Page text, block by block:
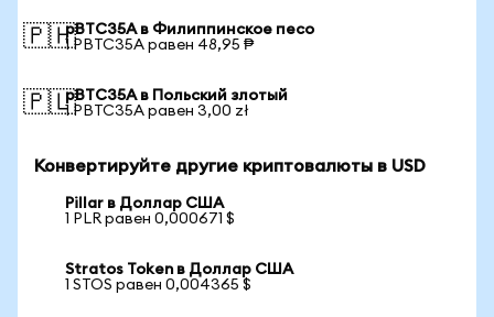
🇵🇭pBTC35A в Филиппинское песо
1 PBTC35A равен 48,95 ₱
🇵🇱pBTC35A в Польский злотый
1 PBTC35A равен 3,00 zł
Конвертируйте другие криптовалюты в USD
Pillar в Доллар США
1 PLR равен 0,000671 $
Stratos Token в Доллар США
1 STOS равен 0,004365 $